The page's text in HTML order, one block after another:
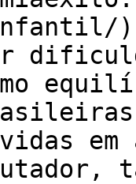
)
vidas